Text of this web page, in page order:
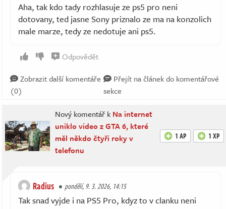
Aha, tak kdo tady rozhlasuje ze ps5 pro neni
dotovany, ted jasne Sony priznalo ze ma na konzolich
male marze, tedy ze nedotuje ani ps5.
Odpovědět
Zobrazit další komentáře
(0)
Přejít na článek do komentářové
sekce
Nový komentář k Na internet
uniklo video z GTA 6, které
měl někdo čtyři roky v
telefonu
1 AP 1 XP
Radius pondělí, 9. 3. 2026, 14:15
Tak snad vyjde i na PS5 Pro, kdyz to v clanku neni